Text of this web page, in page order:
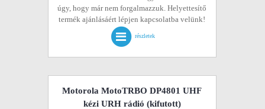
úgy, hogy már nem forgalmazzuk. Helyettesítő
termék ajánlásáért lépjen kapcsolatba velünk!
részletek
Motorola MotoTRBO DP4801 UHF
kézi URH rádió (kifutott)